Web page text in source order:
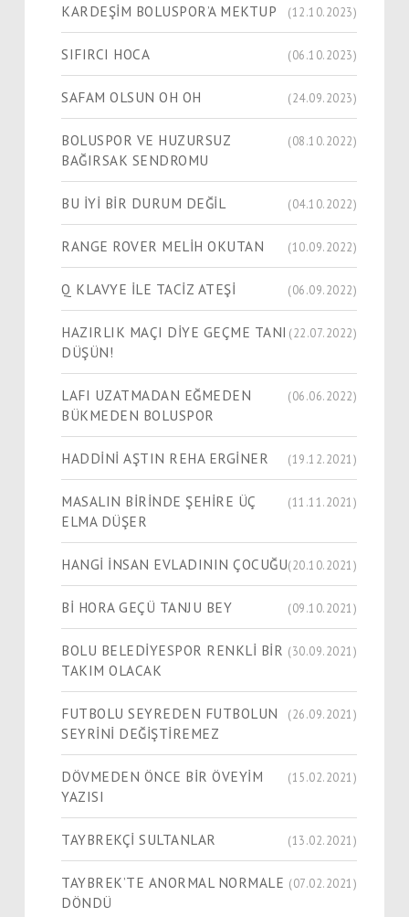
KARDEŞİM BOLUSPOR’A MEKTUP (12.10.2023)
SIFIRCI HOCA (06.10.2023)
SAFAM OLSUN OH OH (24.09.2023)
BOLUSPOR VE HUZURSUZ
BAĞIRSAK SENDROMU
(08.10.2022)
BU İYİ BİR DURUM DEĞİL (04.10.2022)
RANGE ROVER MELİH OKUTAN (10.09.2022)
Q KLAVYE İLE TACİZ ATEŞİ (06.09.2022)
HAZIRLIK MAÇI DİYE GEÇME TANI
DÜŞÜN!
(22.07.2022)
LAFI UZATMADAN EĞMEDEN
BÜKMEDEN BOLUSPOR
(06.06.2022)
HADDİNİ AŞTIN REHA ERGİNER (19.12.2021)
MASALIN BİRİNDE ŞEHİRE ÜÇ
ELMA DÜŞER
(11.11.2021)
HANGİ İNSAN EVLADININ ÇOCUĞU(20.10.2021)
Bİ HORA GEÇÜ TANJU BEY (09.10.2021)
BOLU BELEDİYESPOR RENKLİ BİR
TAKIM OLACAK
(30.09.2021)
FUTBOLU SEYREDEN FUTBOLUN
SEYRİNİ DEĞİŞTİREMEZ
(26.09.2021)
DÖVMEDEN ÖNCE BİR ÖVEYİM
YAZISI
(15.02.2021)
TAYBREKÇİ SULTANLAR (13.02.2021)
TAYBREK’TE ANORMAL NORMALE
DÖNDÜ
(07.02.2021)